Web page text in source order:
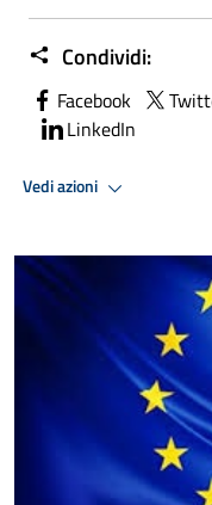
Condividi:
Facebook
LinkedIn
Vedi azioni